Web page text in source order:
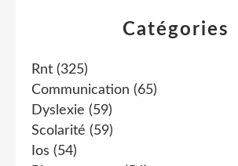
Catégories
Rnt (325)
Communication (65)
Dyslexie (59)
Scolarité (59)
Ios (54)